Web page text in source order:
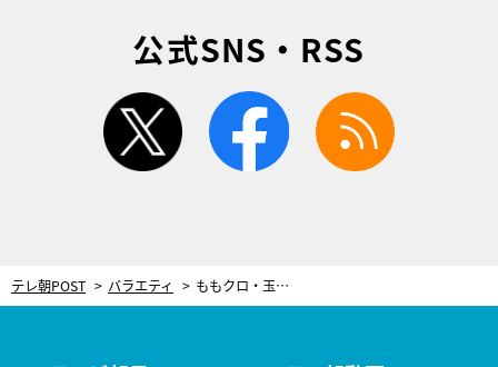
公式SNS・RSS
twitter facebook
テレ朝POST バラエティ ももクロ・玉井詩織がプロ級の包丁さばきを披露！お肉をおいしくする切り方とは？